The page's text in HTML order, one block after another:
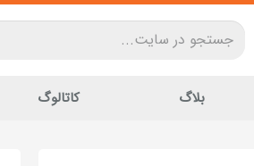
بلاگ کاتالوگ